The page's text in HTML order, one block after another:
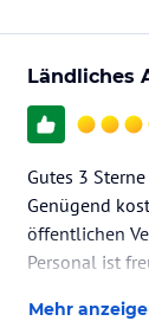
Ländliches
Gutes 3
Genügend
öffentlichen
Personal ist
Mehr